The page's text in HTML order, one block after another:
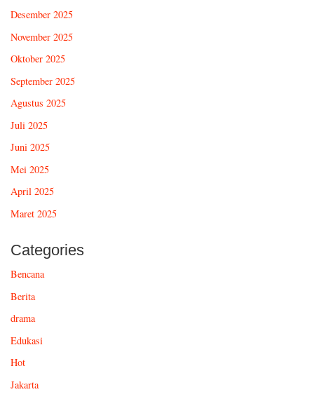
Desember 2025
November 2025
Oktober 2025
September 2025
Agustus 2025
Juli 2025
Juni 2025
Mei 2025
April 2025
Maret 2025
Categories
Bencana
Berita
drama
Edukasi
Hot
Jakarta